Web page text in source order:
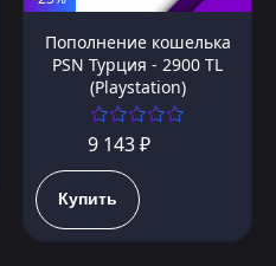
Пополнение кошелька
PSN Турция - 2900 TL
(Playstation)
9 143 ₽
Купить